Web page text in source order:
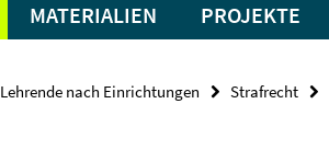
MATERIALIEN PROJEKTE
Lehrende nach Einrichtungen Strafrecht